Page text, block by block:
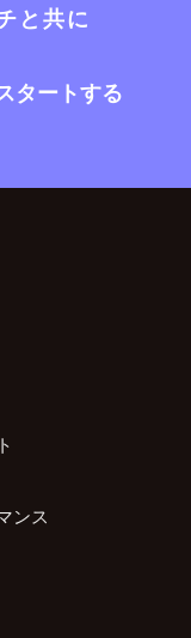
と共に
タートする
ンス